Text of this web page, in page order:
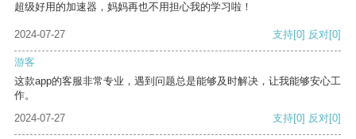
超级好用的加速器，妈妈再也不用担心我的学习啦！
2024-07-27 支持[0] 反对[0]
游客
这款app的客服非常专业，遇到问题总是能够及时解决，让我能够安心工
作。
2024-07-27
支持[0] 反对[0]